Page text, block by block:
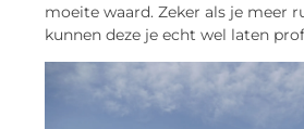
moeite waard. Zeker als je meer
kunnen deze je echt wel laten